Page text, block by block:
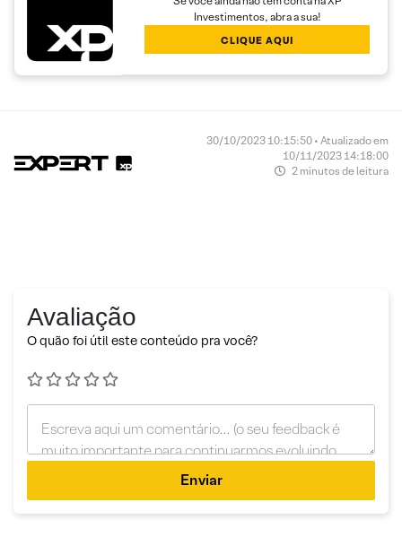
Investimentos, abra a sua!
CLIQUE AQUI
30/10/2023 10:15:50 • Atualizado em
10/11/2023 14:18:00
2 minutos de leitura
Avaliação
O quão foi útil este conteúdo pra você?
Enviar